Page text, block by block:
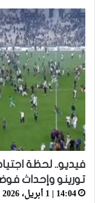
فيديو.. لحظة
تورينو وإحداث
14:04 | 1 أبريل، 2026